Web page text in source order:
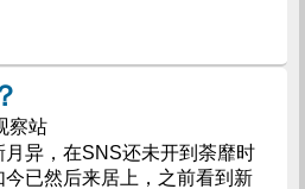
察站
异，在SNS还未开到荼靡时
已然后来居上，之前看到新